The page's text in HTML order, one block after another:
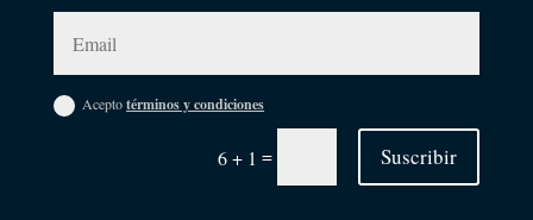
Aceptotérminos y condiciones
6 + 1 = Suscribir